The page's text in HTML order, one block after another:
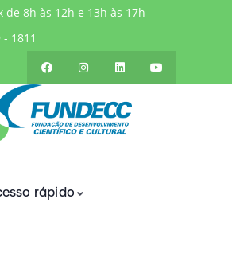
de 8h às 12h e 13h às 17h
- 1811
rápido